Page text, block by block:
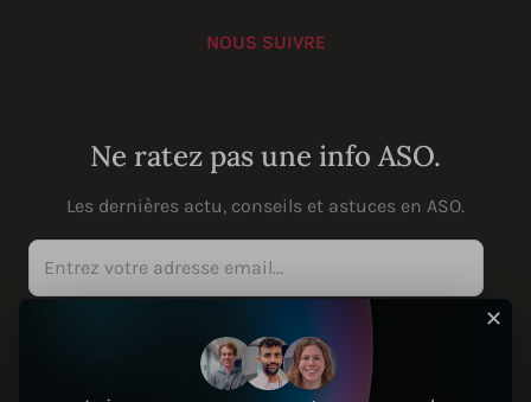
NOUS SUIVRE
Ne ratez pas une info ASO.
Les dernières actu, conseils et astuces en ASO.
Entrez votre adresse email...
✕